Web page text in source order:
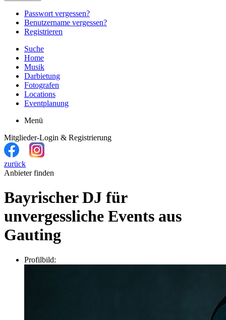
Passwort vergessen?
Benutzername vergessen?
Registrieren
Suche
Home
Musik
Darbietung
Fotografen
Locations
Eventplanung
Menü
Mitglieder-Login & Registrierung
zurück
Anbieter finden
Bayrischer DJ für
unvergessliche Events aus
Gauting
Profilbild: